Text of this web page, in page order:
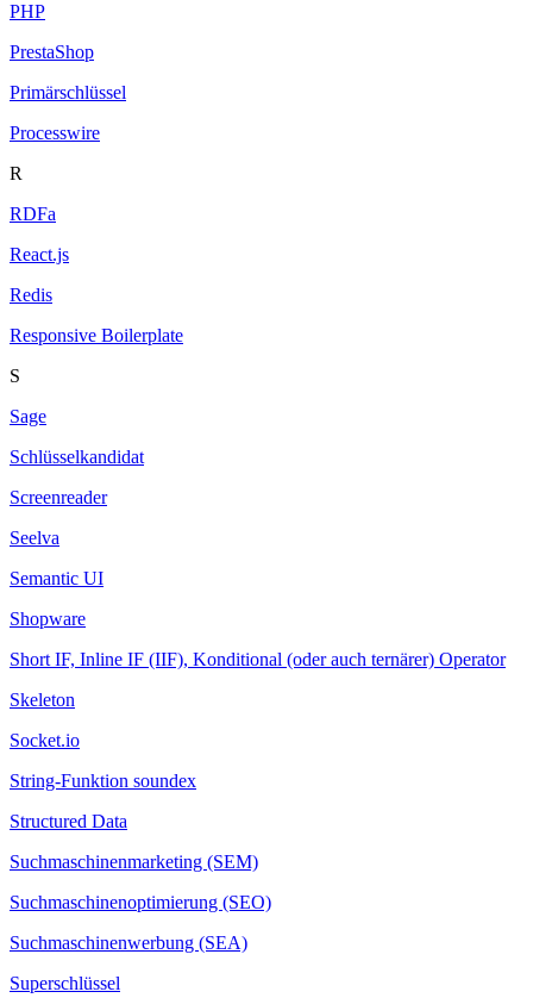
PHP
PrestaShop
Primärschlüssel
Processwire
R
RDFa
React.js
Redis
Responsive Boilerplate
S
Sage
Schlüsselkandidat
Screenreader
Seelva
Semantic UI
Shopware
Short IF, Inline IF (IIF), Konditional (oder auch ternärer) Operator
Skeleton
Socket.io
String-Funktion soundex
Structured Data
Suchmaschinenmarketing (SEM)
Suchmaschinenoptimierung (SEO)
Suchmaschinenwerbung (SEA)
Superschlüssel